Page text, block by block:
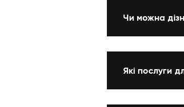
Чи можна
Які послуги